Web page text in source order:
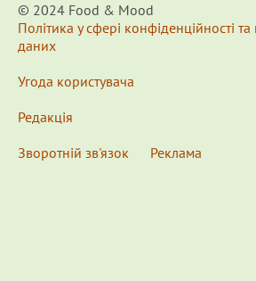
© 2024 Food & Мood
Політика у сфері конфіденційності
даних
Угода користувача
Редакція
Зворотній зв'язок
Реклама